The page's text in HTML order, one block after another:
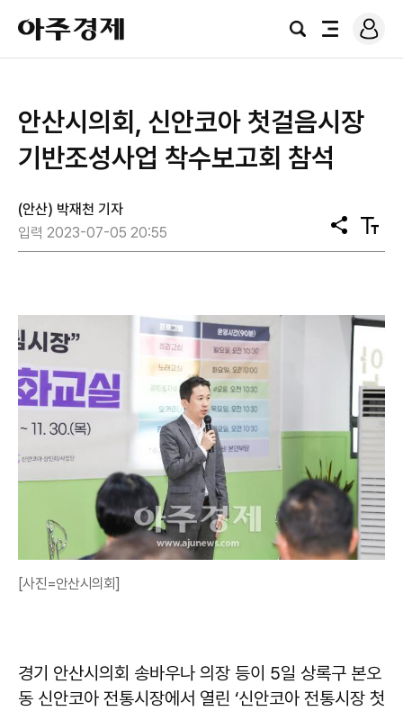
아
주
경
검
전
로
그
안산시의회, 신안코아 첫걸음시장
기반조성사업 착수보고회 참석
(안산) 박재천 기자
입력 2023-07-05 20:55
공
유
텍
스
[사진=안산시의회]
경기 안산시의회 송바우나 의장 등이 5일 상록구 본오
동 신안코아 전통시장에서 열린 ‘신안코아 전통시장 첫